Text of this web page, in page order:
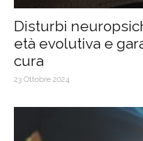
Disturbi
età evolutiva e
cura
23 Ottobre 2024